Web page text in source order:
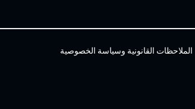
الملاحظات القانونية وسياسة الخصوصية